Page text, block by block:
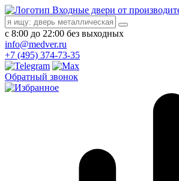
Входные двери от
с 8:00 до 22:00 без выходных
info@medver.ru
+7 (495) 374-73-35
Обратный звонок